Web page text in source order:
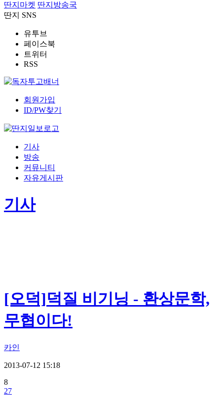
딴지마켓 딴지방송국
딴지 SNS
유투브
페이스북
트위터
RSS
회원가입
ID/PW찾기
기사
방송
커뮤니티
자유게시판
기사
[오덕]덕질 비기닝 - 환상문학,
무협이다!
카인
2013-07-12 15:18
8
27